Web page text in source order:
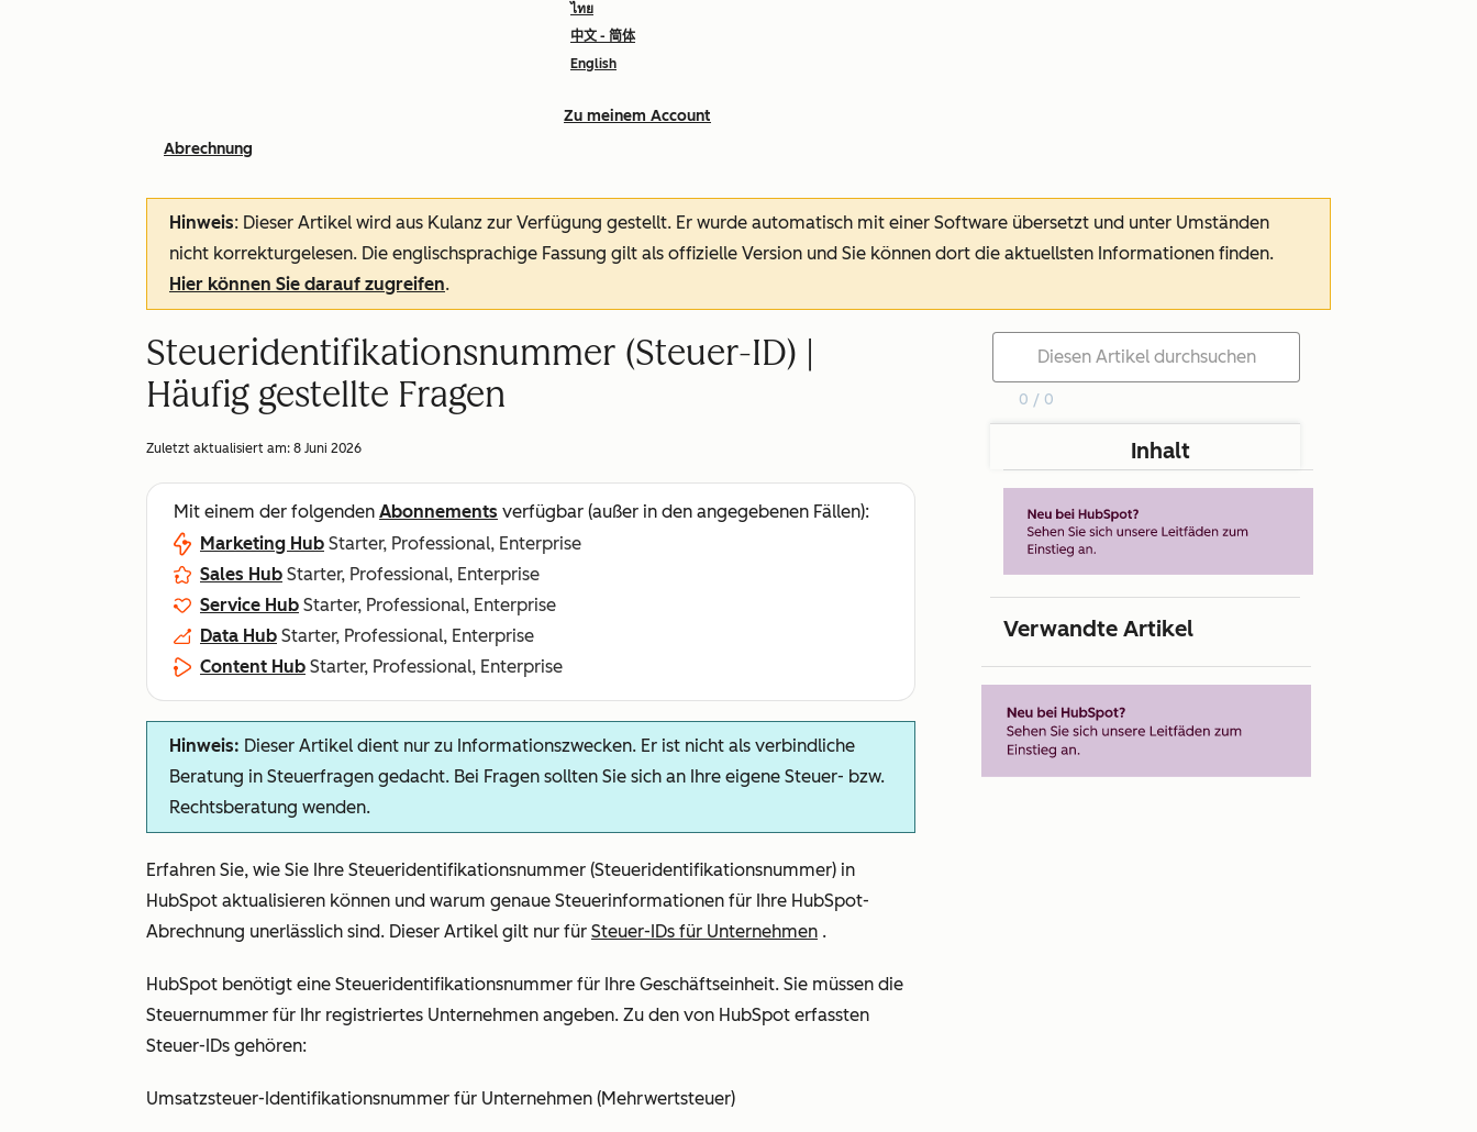
ไทย
中文 - 简体
English
Zu meinem Account
Abrechnung
Hinweis: Dieser Artikel wird aus Kulanz zur Verfügung gestellt. Er wurde automatisch mit einer Software übersetzt und unter Umständen
nicht korrekturgelesen. Die englischsprachige Fassung gilt als offizielle Version und Sie können dort die aktuellsten Informationen finden.
Hier können Sie darauf zugreifen.
Steueridentifikationsnummer (Steuer-ID) |
Häufig gestellte Fragen
Zuletzt aktualisiert am: 8 Juni 2026
Mit einem der folgenden Abonnements verfügbar (außer in den angegebenen Fällen):
Marketing Hub Starter, Professional, Enterprise
Sales Hub Starter, Professional, Enterprise
Service Hub Starter, Professional, Enterprise
Data Hub Starter, Professional, Enterprise
Content Hub Starter, Professional, Enterprise
Hinweis: Dieser Artikel dient nur zu Informationszwecken. Er ist nicht als verbindliche
Beratung in Steuerfragen gedacht. Bei Fragen sollten Sie sich an Ihre eigene Steuer- bzw.
Rechtsberatung wenden.
Erfahren Sie, wie Sie Ihre Steueridentifikationsnummer (Steueridentifikationsnummer) in
HubSpot aktualisieren können und warum genaue Steuerinformationen für Ihre HubSpot-
Abrechnung unerlässlich sind. Dieser Artikel gilt nur für Steuer-IDs für Unternehmen .
HubSpot benötigt eine Steueridentifikationsnummer für Ihre Geschäftseinheit. Sie müssen die
Steuernummer für Ihr registriertes Unternehmen angeben. Zu den von HubSpot erfassten
Steuer-IDs gehören:
Umsatzsteuer-Identifikationsnummer für Unternehmen (Mehrwertsteuer)
0 / 0
Inhalt
Verwandte Artikel